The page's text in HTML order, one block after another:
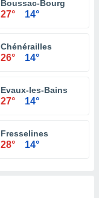
Boussac-Bourg
27° 14°
Chénérailles
26° 14°
Evaux-les-Bains
27° 14°
Fresselines
28° 14°